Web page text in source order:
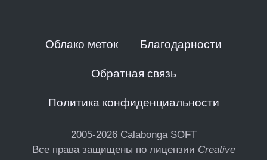
Облако меток Благодарности
Обратная связь
Политика конфиденциальности
2005-2026 Calabonga SOFT
Все права защищены по лицензии Creative